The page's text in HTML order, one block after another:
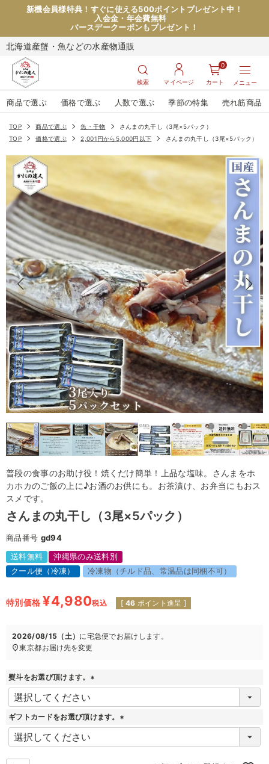
新機会員様特典！すぐに使える500ポイントプレゼント中！
入会金・年会費無料
バースデークーポンもプレゼント！
北海道産蟹・魚などの水産物通販
検索 マイページ カート
0
メニュー
商品で選ぶ 価格で選ぶ 人数で選ぶ 季節の特集 売れ筋商品
TOP 商品で選ぶ 魚・干物
さんまの丸干し（3尾×5パック）
TOP
価格で選ぶ 2,001円から5,000円以下 さんまの丸干し（3尾×5パック）
普段の食事のお助け役！焼くだけ簡単！上品な塩味。さんまをホ
カホカのご飯の上に♪お酒のお供にも。お茶漬け、お弁当にもおス
スメです。
さんまの丸干し（3尾×5パック）
商品番号 gd94
送料無料
沖縄県のみ送料別
クール便（冷凍）
冷凍物（チルド品、常温品は同梱不可）
特別価格 ¥4,980税込 [ 46 ポイント進呈 ]
2026/08/15（土） に宅急便でお届けします。
東京都お届け先を変更
熨斗をお選び頂けます。
(
必
須
)
ギフトカードをお選び頂けます。
(